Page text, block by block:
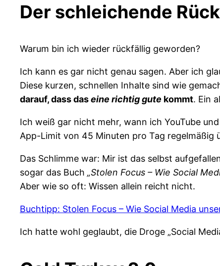
Der schleichende
Warum bin ich wieder rückfällig geworden?
Ich kann es gar nicht genau sagen. Aber ich
Diese kurzen, schnellen Inhalte sind wie
darauf, dass daseine richtig gute kommt. Ein
Ich weiß gar nicht mehr, wann ich YouTube
App-Limit von 45 Minuten pro Tag regelmäßig
Das Schlimme war: Mir ist das selbst
sogar das Buch „Stolen Focus – Wie Social
Aber wie so oft: Wissen allein reicht nicht.
Buchtipp: Stolen Focus – Wie Social Media
Ich hatte wohl geglaubt, die Droge „Social